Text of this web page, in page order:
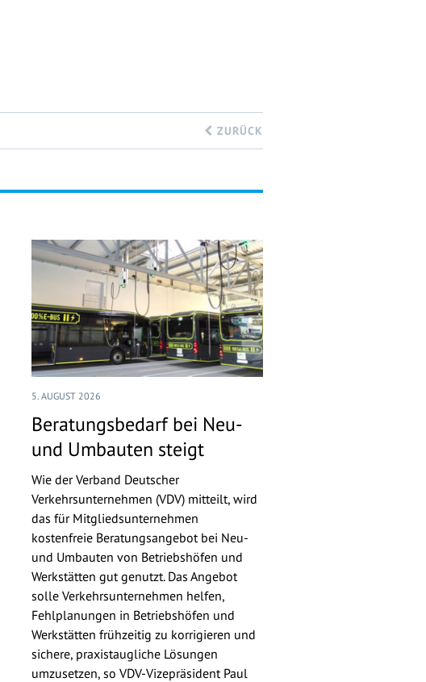
ZURÜCK
5. AUGUST 2026
Beratungsbedarf bei Neu-
und Umbauten steigt
Wie der Verband Deutscher
Verkehrsunternehmen (VDV) mitteilt, wird
das für Mitgliedsunternehmen
kostenfreie Beratungsangebot bei Neu-
und Umbauten von Betriebshöfen und
Werkstätten gut genutzt. Das Angebot
solle Verkehrsunternehmen helfen,
Fehlplanungen in Betriebshöfen und
Werkstätten frühzeitig zu korrigieren und
sichere, praxistaugliche Lösungen
umzusetzen, so VDV-Vizepräsident Paul